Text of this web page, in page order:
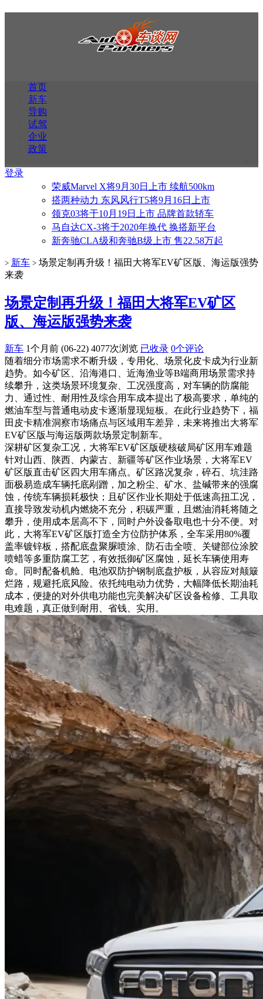
首页
新车
导购
试驾
企业
政策
登录
荣威Marvel X将9月30日上市 续航500km
搭两种动力 东风风行T5将9月16日上市
领克03将于10月19日上市 品牌首款轿车
马自达CX-3将于2020年换代 换搭新平台
新奔驰CLA级和奔驰B级上市 售22.58万起
> 新车 > 场景定制再升级！福田大将军EV矿区版、海运版强势
来袭
场景定制再升级！福田大将军EV矿区
版、海运版强势来袭
新车 1个月前 (06-22) 4077次浏览 已收录 0个评论
随着细分市场需求不断升级，专用化、场景化皮卡成为行业新
趋势。如今矿区、沿海港口、近海渔业等B端商用场景需求持
续攀升，这类场景环境复杂、工况强度高，对车辆的防腐能
力、通过性、耐用性及综合用车成本提出了极高要求，单纯的
燃油车型与普通电动皮卡逐渐显现短板。在此行业趋势下，福
田皮卡精准洞察市场痛点与区域用车差异，未来将推出大将军
EV矿区版与海运版两款场景定制新车。
深耕矿区复杂工况，大将军EV矿区版硬核破局矿区用车难题
针对山西、陕西、内蒙古、新疆等矿区作业场景，大将军EV
矿区版直击矿区四大用车痛点。矿区路况复杂，碎石、坑洼路
面极易造成车辆托底剐蹭，加之粉尘、矿水、盐碱带来的强腐
蚀，传统车辆损耗极快；且矿区作业长期处于低速高扭工况，
直接导致发动机内燃烧不充分，积碳严重，且燃油消耗将随之
攀升，使用成本居高不下，同时户外设备取电也十分不便。对
此，大将军EV矿区版打造全方位防护体系，全车采用80%覆
盖率镀锌板，搭配底盘聚脲喷涂、防石击全喷、关键部位涂胶
喷蜡等多重防腐工艺，有效抵御矿区腐蚀，延长车辆使用寿
命。同时配备机舱、电池双防护钢制底盘护板，从容应对颠簸
烂路，规避托底风险。依托纯电动力优势，大幅降低长期油耗
成本，便捷的对外供电功能也完美解决矿区设备检修、工具取
电难题，真正做到耐用、省钱、实用。